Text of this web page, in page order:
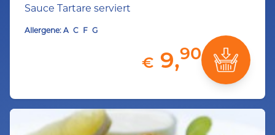
Sauce Tartare serviert
Allergene: A C F G
€ 9,90